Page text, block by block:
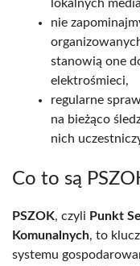
lokalnych
nie
stanowią one
elektrośmieci,
regularne
na bieżąco
nich
Co to są
PSZOK, czyli Punkt
Komunalnych, to
systemu